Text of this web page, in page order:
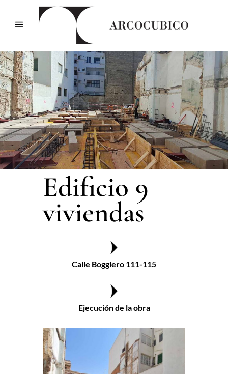
Edificio 9
viviendas
Calle Boggiero 111-115
Ejecución de la obra